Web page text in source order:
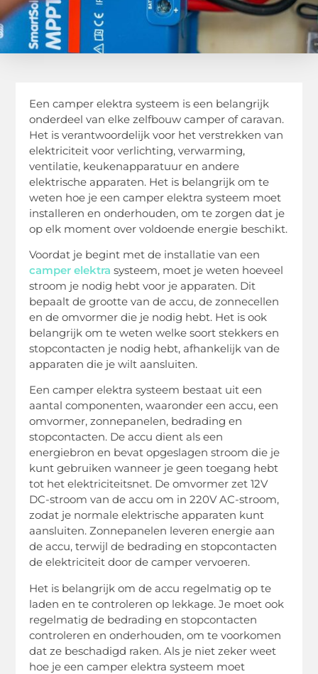
Een camper elektra systeem is een belangrijk
onderdeel van elke zelfbouw camper of caravan.
Het is verantwoordelijk voor het verstrekken van
elektriciteit voor verlichting, verwarming,
ventilatie, keukenapparatuur en andere
elektrische apparaten. Het is belangrijk om te
weten hoe je een camper elektra systeem moet
installeren en onderhouden, om te zorgen dat je
op elk moment over voldoende energie beschikt.
Voordat je begint met de installatie van een
camper elektra systeem, moet je weten hoeveel
stroom je nodig hebt voor je apparaten. Dit
bepaalt de grootte van de accu, de zonnecellen
en de omvormer die je nodig hebt. Het is ook
belangrijk om te weten welke soort stekkers en
stopcontacten je nodig hebt, afhankelijk van de
apparaten die je wilt aansluiten.
Een camper elektra systeem bestaat uit een
aantal componenten, waaronder een accu, een
omvormer, zonnepanelen, bedrading en
stopcontacten. De accu dient als een
energiebron en bevat opgeslagen stroom die je
kunt gebruiken wanneer je geen toegang hebt
tot het elektriciteitsnet. De omvormer zet 12V
DC-stroom van de accu om in 220V AC-stroom,
zodat je normale elektrische apparaten kunt
aansluiten. Zonnepanelen leveren energie aan
de accu, terwijl de bedrading en stopcontacten
de elektriciteit door de camper vervoeren.
Het is belangrijk om de accu regelmatig op te
laden en te controleren op lekkage. Je moet ook
regelmatig de bedrading en stopcontacten
controleren en onderhouden, om te voorkomen
dat ze beschadigd raken. Als je niet zeker weet
hoe je een camper elektra systeem moet